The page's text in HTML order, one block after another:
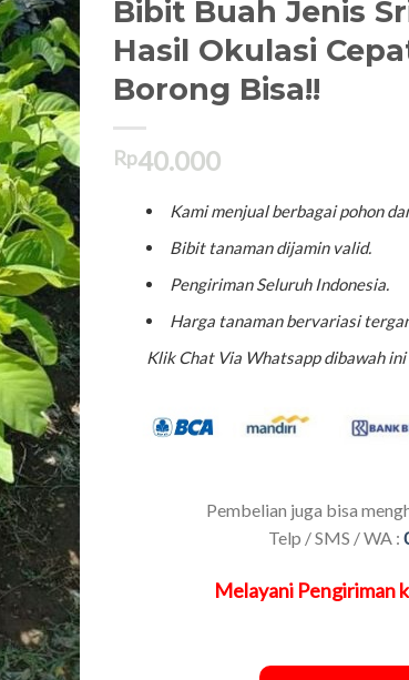
Bibit Buah Jenis
Hasil Okulasi
Borong Bisa!!
Rp40.000
Kami menjual berbagai pohon
Bibit tanaman dijamin valid.
Pengiriman Seluruh Indonesia.
Harga tanaman bervariasi
Klik Chat Via Whatsapp dibawah
Pembelian juga bisa
Telp / SMS / WA :
Melayani Pengiriman